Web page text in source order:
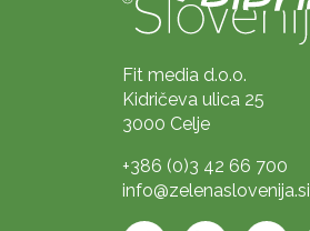
Fit media d.o.o.
Kidričeva ulica 25
3000 Celje
+386 (0)3 42 66 700
info@zelenaslovenija.si